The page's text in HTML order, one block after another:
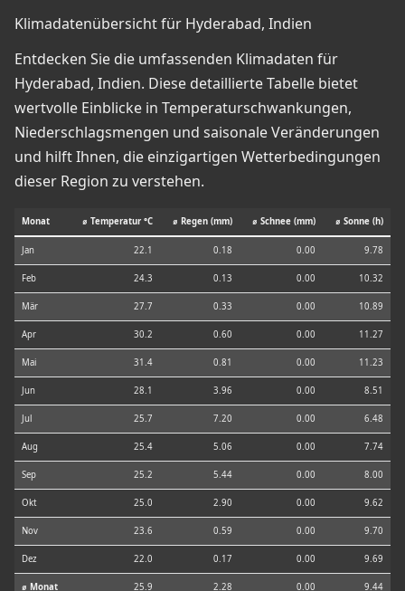
Klimadatenübersicht für Hyderabad, Indien
Entdecken Sie die umfassenden Klimadaten für
Hyderabad, Indien. Diese detaillierte Tabelle bietet
wertvolle Einblicke in Temperaturschwankungen,
Niederschlagsmengen und saisonale Veränderungen
und hilft Ihnen, die einzigartigen Wetterbedingungen
dieser Region zu verstehen.
Monat ⌀ Temperatur °C ⌀ Regen (mm) ⌀ Schnee (mm) ⌀ Sonne (h)
Jan 22.1 0.18 0.00 9.78
Feb 24.3 0.13 0.00 10.32
Mär 27.7 0.33 0.00 10.89
Apr 30.2 0.60 0.00 11.27
Mai 31.4 0.81 0.00 11.23
Jun 28.1 3.96 0.00 8.51
Jul 25.7 7.20 0.00 6.48
Aug 25.4 5.06 0.00 7.74
Sep 25.2 5.44 0.00 8.00
Okt 25.0 2.90 0.00 9.62
Nov 23.6 0.59 0.00 9.70
Dez 22.0 0.17 0.00 9.69
⌀ Monat 25.9 2.28 0.00 9.44